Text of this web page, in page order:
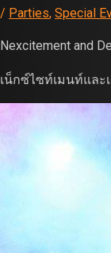
/ Parties, Special
Nexcitement and
เน็กซ์ไซท์เมนท์และ